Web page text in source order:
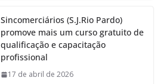
Sincomerciários (S.J.Rio Pardo)
promove mais um curso gratuito de
qualificação e capacitação
profissional
17 de abril de 2026